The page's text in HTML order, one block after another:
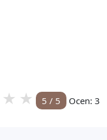
★ ★ 5 / 5 Ocen: 3